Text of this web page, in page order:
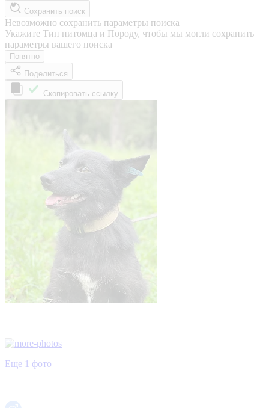
Сохранить поиск
Невозможно сохранить параметры поиска
Укажите Тип питомца и Породу, чтобы мы могли сохранить
параметры вашего поиска
Понятно
Поделиться
Скопировать ссылку
Еще 1 фото